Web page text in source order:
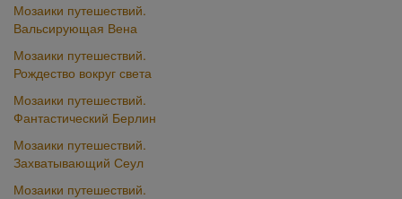
Мозаики путешествий.
Вальсирующая Вена
Мозаики путешествий.
Рождество вокруг света
Мозаики путешествий.
Фантастический Берлин
Мозаики путешествий.
Захватывающий Сеул
Мозаики путешествий.